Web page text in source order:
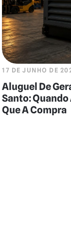
17 DE JUNHO DE
Aluguel De
Santo: Quando
Que A Compra